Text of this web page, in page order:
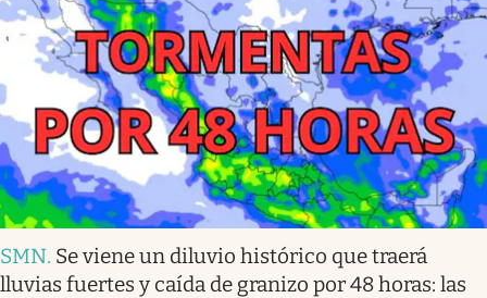
SMN. Se viene un diluvio histórico que traerá
lluvias fuertes y caída de granizo por 48 horas: las